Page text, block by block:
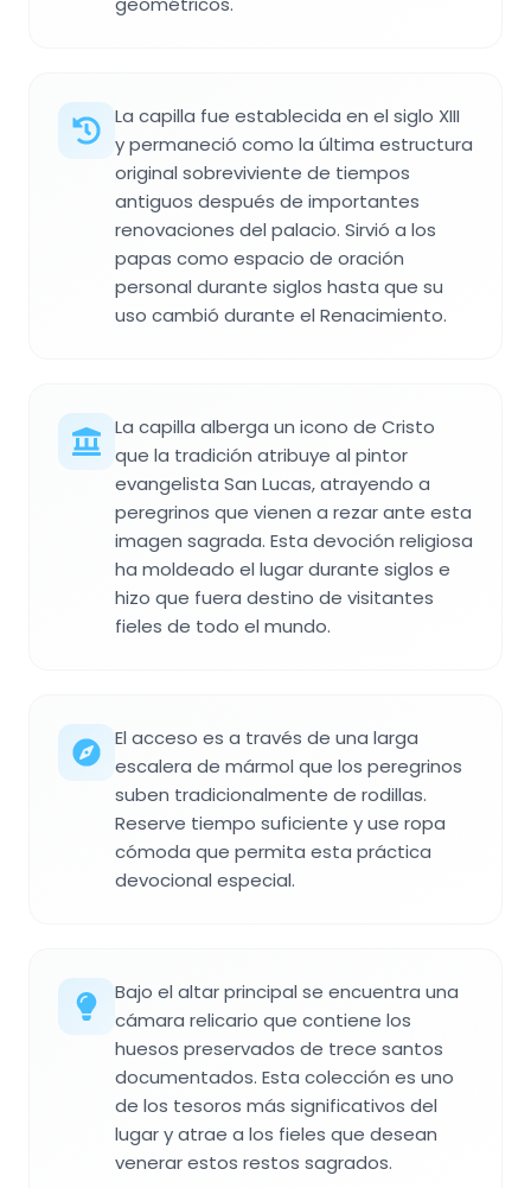
La capilla fue establecida en el siglo XIII
y permaneció como la última estructura
original sobreviviente de tiempos
antiguos después de importantes
renovaciones del palacio. Sirvió a los
papas como espacio de oración
personal durante siglos hasta que su
uso cambió durante el Renacimiento.
La capilla alberga un icono de Cristo
que la tradición atribuye al pintor
evangelista San Lucas, atrayendo a
peregrinos que vienen a rezar ante esta
imagen sagrada. Esta devoción religiosa
ha moldeado el lugar durante siglos e
hizo que fuera destino de visitantes
fieles de todo el mundo.
El acceso es a través de una larga
escalera de mármol que los peregrinos
suben tradicionalmente de rodillas.
Reserve tiempo suficiente y use ropa
cómoda que permita esta práctica
devocional especial.
Bajo el altar principal se encuentra una
cámara relicario que contiene los
huesos preservados de trece santos
documentados. Esta colección es uno
de los tesoros más significativos del
lugar y atrae a los fieles que desean
venerar estos restos sagrados.